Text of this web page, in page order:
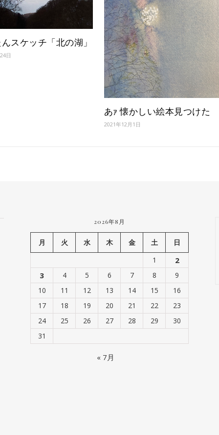
スケッチ「北の湖」
日
あｧ 懐かしい絵本見つけた
2021年12月1日
2026年8月
月 火 水 木 金 土
日
1
2
3
4 5 6 7 8
9
10
11 12 13 14 15
16
17
18 19 20 21 22
23
24
25 26 27 28 29
30
31
« 7月